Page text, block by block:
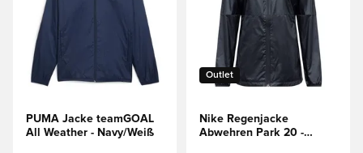
PUMA Jacke teamGOAL
All Weather - Navy/Weiß
Outlet
Nike Regenjacke
Abwehren Park 20 -